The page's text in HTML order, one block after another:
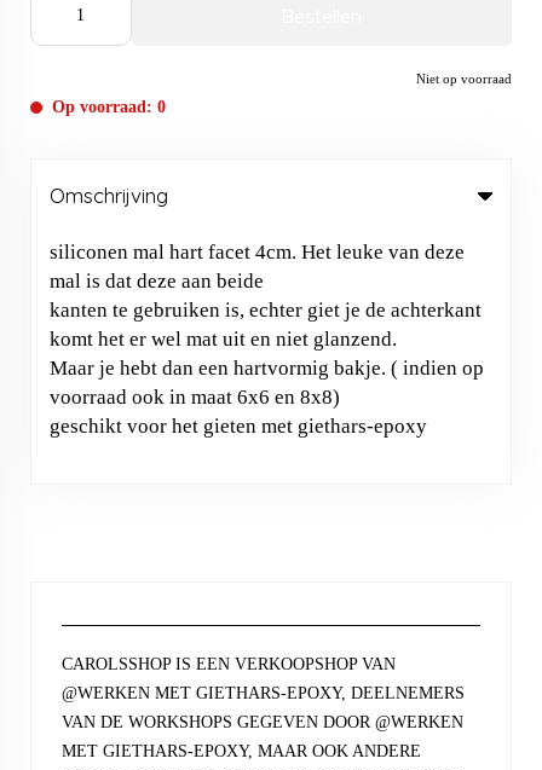
Niet op voorraad
Op voorraad: 0
Omschrijving
siliconen mal hart facet 4cm. Het leuke van deze
mal is dat deze aan beide
kanten te gebruiken is, echter giet je de achterkant
komt het er wel mat uit en niet glanzend.
Maar je hebt dan een hartvormig bakje. ( indien op
voorraad ook in maat 6x6 en 8x8)
geschikt voor het gieten met giethars-epoxy
CAROLSSHOP IS EEN VERKOOPSHOP VAN
@WERKEN MET GIETHARS-EPOXY, DEELNEMERS
VAN DE WORKSHOPS GEGEVEN DOOR @WERKEN
MET GIETHARS-EPOXY, MAAR OOK ANDERE